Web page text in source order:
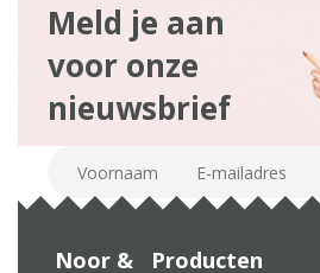
Meld je aan
voor onze
nieuwsbrief
Noor &
Producten